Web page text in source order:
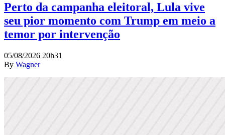
Perto da campanha eleitoral, Lula vive
seu pior momento com Trump em meio a
temor por intervenção
05/08/2026 20h31
By Wagner